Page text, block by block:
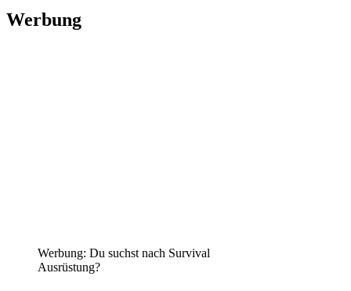
Werbung
Werbung: Du suchst nach Survival
Ausrüstung?